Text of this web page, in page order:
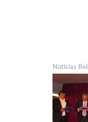
Noticias